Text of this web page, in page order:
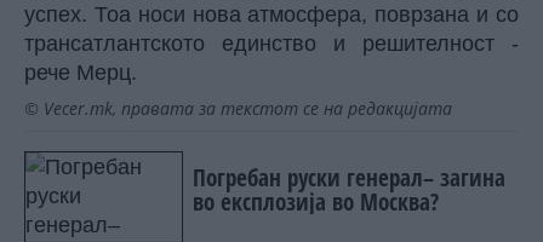
успех. Тоа носи нова атмосфера, поврзана и со
трансатлантското единство и решителност -
рече Мерц.
© Vecer.mk, правата за текстот се на редакцијата
Погребан руски генерал– загина
во експлозија во Москва?